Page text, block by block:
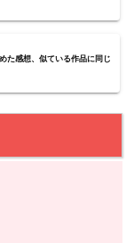
た感想、似ている作品に同じ